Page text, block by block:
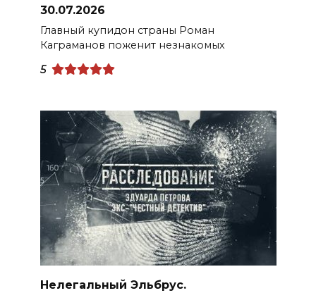
30.07.2026
Главный купидон страны Роман
Каграманов поженит незнакомых
5
Нелегальный Эльбрус.